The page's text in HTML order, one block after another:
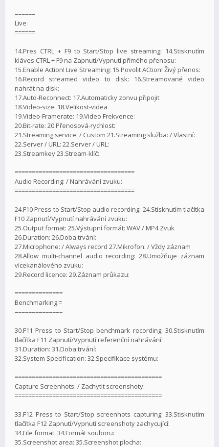
======
Live:
======
14.Pres CTRL + F9 to Start/Stop live streaming: 14.Stisknutím
kláves CTRL + F9 na Zapnutí/Vypnutí přímého přenosu:
15.Enable Action! Live Streaming: 15.Povolit ACtion! Živý přenos:
16.Record streamed video to disk: 16.Streamované video
nahrát na disk:
17.Auto-Reconnect: 17.Automaticky zonvu připojit
18.Video-size: 18.Velikost-videa
19.Video-Framerate: 19.Video Frekvence:
20.Bit-rate: 20.Přenosová-rychlost:
21.Streaming service: / Custom 21.Streaming služba: / Vlastní:
22.Server / URL: 22.Server / URL:
23.Streamkey 23.Stream-klíč:
===================================
Audio Recording: / Nahrávání zvuku:
===================================
24.F10 Press to Start/Stop audio recording: 24.Stisknutím tlačítka
F10 Zapnutí/Vypnutí nahrávání zvuku:
25.Output format: 25.Výstupní formát: WAV / MP4 Zvuk
26.Duration: 26.Doba trvání:
27.Microphone: / Always record 27.Mikrofon: / Vždy záznam
28.Allow multi-channel audio recording: 28.Umožňuje záznam
vícekanálového zvuku:
29.Record licence: 29.Záznam průkazu:
==============
Benchmarking:=
==============
30.F11 Press to Start/Stop benchmark recording: 30.Stisknutím
tlačítka F11 Zapnutí/Vypnutí referenční nahrávání:
31.Duration: 31.Doba trvání:
32.System Specification: 32.Specifikace systému:
===========================================
Capture Screenhots: / Zachytit screenshoty:
===========================================
33.F12 Press to Start/Stop screenhots capturing: 33.Stisknutím
tlačítka F12 Zapnutí/Vypnutí screenshoty zachycující:
34.File format: 34.Formát souboru:
35.Screenshot area: 35.Screenshot plocha: